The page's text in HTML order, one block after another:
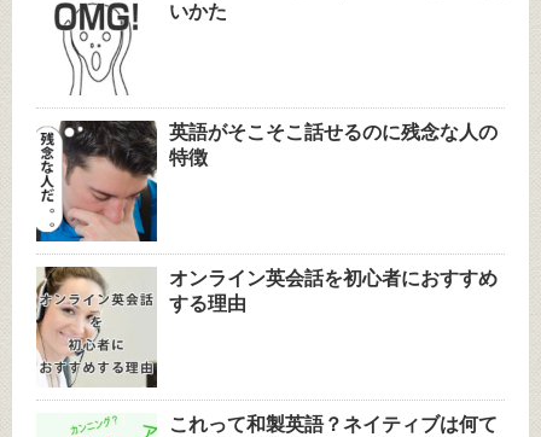
いかた
英語がそこそこ話せるのに残念な人の
特徴
オンライン英会話を初心者におすすめ
する理由
これって和製英語？ネイティブは何て